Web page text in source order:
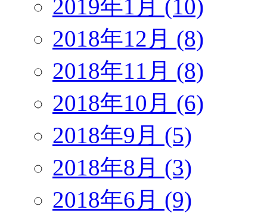
2019年1月 (10)
2018年12月 (8)
2018年11月 (8)
2018年10月 (6)
2018年9月 (5)
2018年8月 (3)
2018年6月 (9)